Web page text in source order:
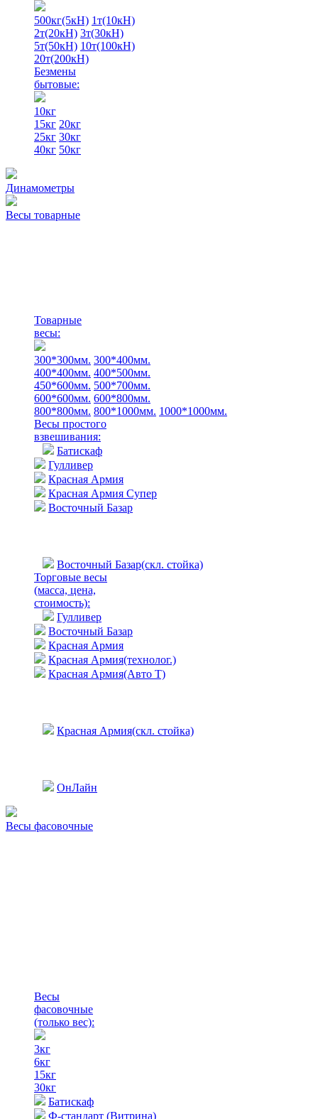
500кг(5кН) 1т(10кН)
2т(20кН) 3т(30кН)
5т(50кН) 10т(100кН)
20т(200кН)
Безмены
бытовые:
10кг
15кг 20кг
25кг 30кг
40кг 50кг
Динамометры
Весы товарные
Товарные
весы:
300*300мм. 300*400мм.
400*400мм. 400*500мм.
450*600мм. 500*700мм.
600*600мм. 600*800мм.
800*800мм. 800*1000мм. 1000*1000мм.
Весы простого
взвешивания:
Батискаф
Гулливер
Красная Армия
Красная Армия Супер
Восточный Базар
Восточный Базар(скл. стойка)
Торговые весы
(масса, цена,
стоимость):
Гулливер
Восточный Базар
Красная Армия
Красная Армия(технолог.)
Красная Армия(Авто Т)
Красная Армия(скл. стойка)
ОнЛайн
Весы фасовочные
Весы
фасовочные
(только вес):
3кг
6кг
15кг
30кг
Батискаф
Ф-стандарт (Витрина)